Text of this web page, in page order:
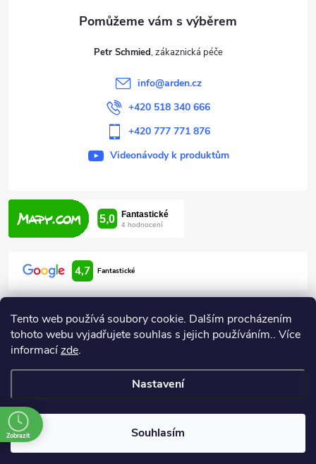
Tento web používá soubory cookie. Dalším procházením
tohoto webu vyjadřujete souhlas s jejich používáním.. Více
informacízde.
Nastavení
Souhlasím
Petr Schmied
info@arden.cz
+420 518 340 666
+420 777 771 876
Videonávody k produktům
4,7 Fantastické
Copyright 2026ARDEN HODONÍN. Všechna práva vyhrazena.
Zobrazit